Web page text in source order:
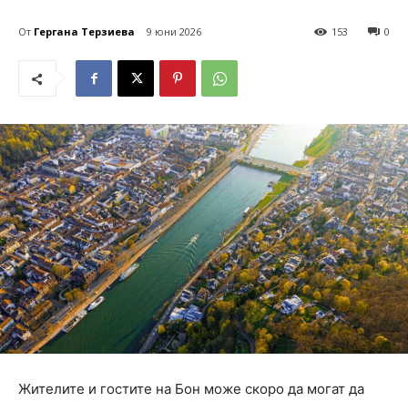
От Гергана Терзиева 9 юни 2026 0
153
Жителите и гостите на Бон може скоро да могат да